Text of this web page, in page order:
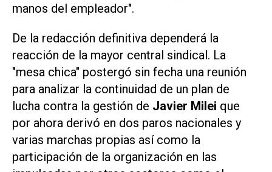
manos del empleador".
De la redacción definitiva dependerá la
reacción de la mayor central sindical. La
"mesa chica" postergó sin fecha una reunión
para analizar la continuidad de un plan de
lucha contra la gestión de Javier Milei que
por ahora derivó en dos paros nacionales y
varias marchas propias así como la
participación de la organización en las